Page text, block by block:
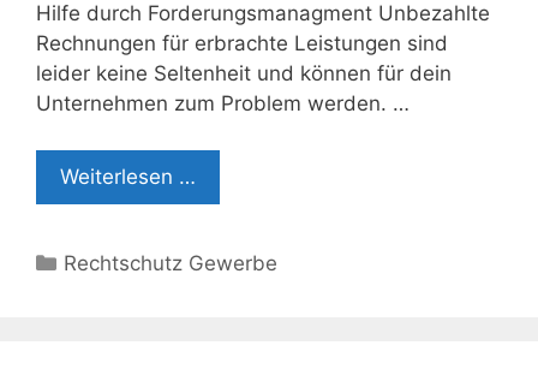
Hilfe durch Forderungsmanagment Unbezahlte
Rechnungen für erbrachte Leistungen sind
leider keine Seltenheit und können für dein
Unternehmen zum Problem werden. …
Weiterlesen …
Kategorien
Rechtschutz Gewerbe